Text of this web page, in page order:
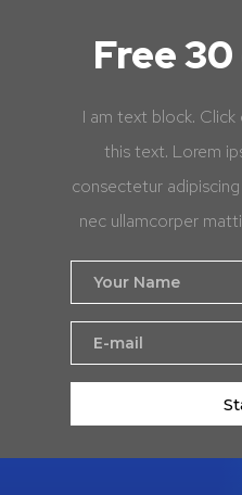
Free
I am text block.
this text. Lorem
consectetur
nec ullamcorper